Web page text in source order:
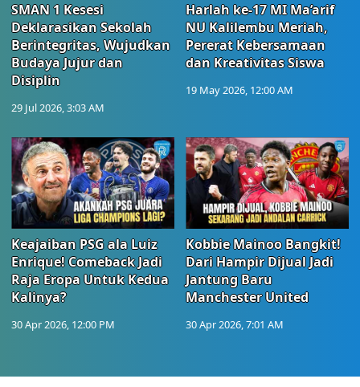
SMAN 1 Kesesi
Deklarasikan Sekolah
Berintegritas, Wujudkan
Budaya Jujur dan
Disiplin
29 Jul 2026, 3:03 AM
Harlah ke-17 MI Ma’arif
NU Kalilembu Meriah,
Pererat Kebersamaan
dan Kreativitas Siswa
19 May 2026, 12:00 AM
Keajaiban PSG ala Luiz
Enrique! Comeback Jadi
Raja Eropa Untuk Kedua
Kalinya?
30 Apr 2026, 12:00 PM
Kobbie Mainoo Bangkit!
Dari Hampir Dijual Jadi
Jantung Baru
Manchester United
30 Apr 2026, 7:01 AM